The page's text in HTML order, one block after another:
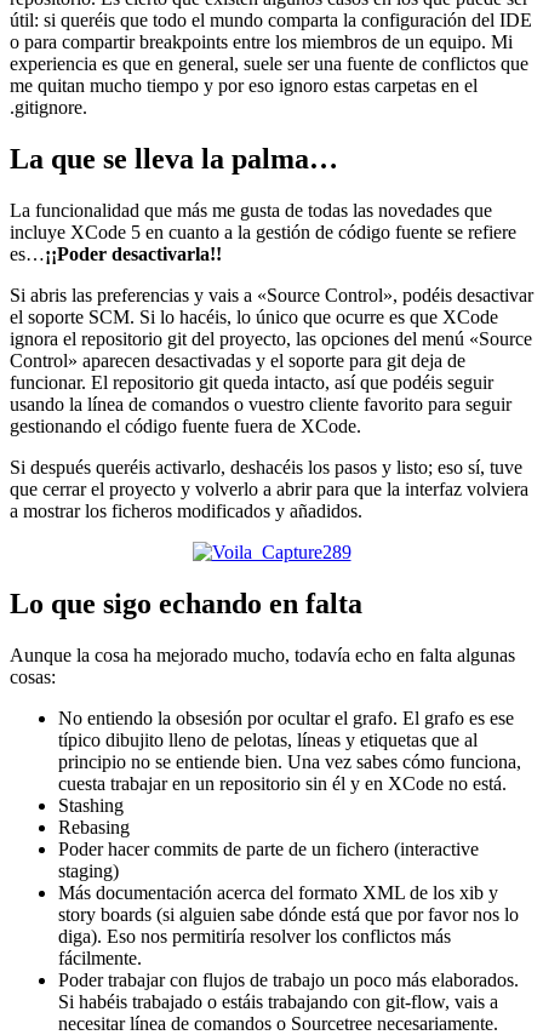
útil: si queréis que todo el mundo comparta la configuración del IDE
o para compartir breakpoints entre los miembros de un equipo. Mi
experiencia es que en general, suele ser una fuente de conflictos que
me quitan mucho tiempo y por eso ignoro estas carpetas en el
.gitignore.
La que se lleva la palma…
La funcionalidad que más me gusta de todas las novedades que
incluye XCode 5 en cuanto a la gestión de código fuente se refiere
es…¡¡Poder desactivarla!!
Si abris las preferencias y vais a «Source Control», podéis desactivar
el soporte SCM. Si lo hacéis, lo único que ocurre es que XCode
ignora el repositorio git del proyecto, las opciones del menú «Source
Control» aparecen desactivadas y el soporte para git deja de
funcionar. El repositorio git queda intacto, así que podéis seguir
usando la línea de comandos o vuestro cliente favorito para seguir
gestionando el código fuente fuera de XCode.
Si después queréis activarlo, deshacéis los pasos y listo; eso sí, tuve
que cerrar el proyecto y volverlo a abrir para que la interfaz volviera
a mostrar los ficheros modificados y añadidos.
Lo que sigo echando en falta
Aunque la cosa ha mejorado mucho, todavía echo en falta algunas
cosas:
No entiendo la obsesión por ocultar el grafo. El grafo es ese
típico dibujito lleno de pelotas, líneas y etiquetas que al
principio no se entiende bien. Una vez sabes cómo funciona,
cuesta trabajar en un repositorio sin él y en XCode no está.
Stashing
Rebasing
Poder hacer commits de parte de un fichero (interactive
staging)
Más documentación acerca del formato XML de los xib y
story boards (si alguien sabe dónde está que por favor nos lo
diga). Eso nos permitiría resolver los conflictos más
fácilmente.
Poder trabajar con flujos de trabajo un poco más elaborados.
Si habéis trabajado o estáis trabajando con git-flow, vais a
necesitar línea de comandos o Sourcetree necesariamente.